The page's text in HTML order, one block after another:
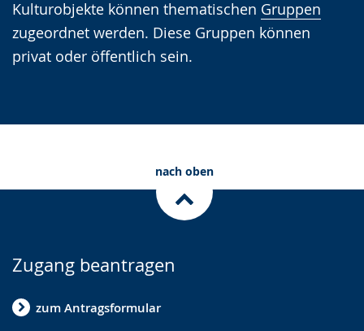
Kulturobjekte können thematischen Gruppen
zugeordnet werden. Diese Gruppen können
privat oder öffentlich sein.
wechseln.
Deutscher
Gebärdensprache
wird
nach oben
Zugang beantragen
zum Antragsformular